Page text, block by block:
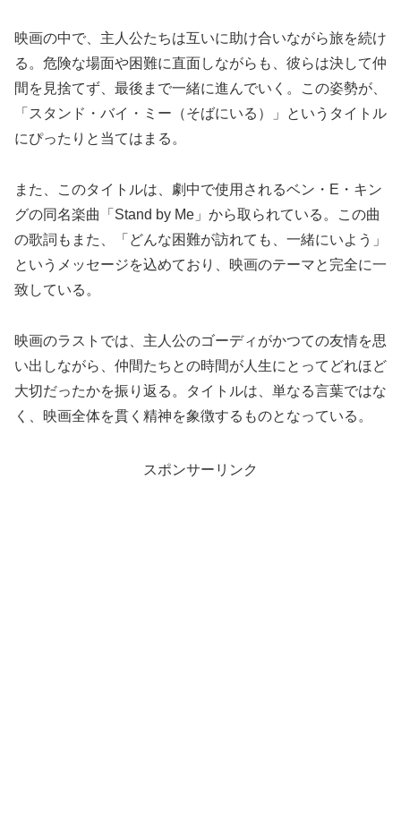
映画の中で、主人公たちは互いに助け合いながら旅を続け
る。危険な場面や困難に直面しながらも、彼らは決して仲
間を見捨てず、最後まで一緒に進んでいく。この姿勢が、
「スタンド・バイ・ミー（そばにいる）」というタイトル
にぴったりと当てはまる。
また、このタイトルは、劇中で使用されるベン・E・キン
グの同名楽曲「Stand by Me」から取られている。この曲
の歌詞もまた、「どんな困難が訪れても、一緒にいよう」
というメッセージを込めており、映画のテーマと完全に一
致している。
映画のラストでは、主人公のゴーディがかつての友情を思
い出しながら、仲間たちとの時間が人生にとってどれほど
大切だったかを振り返る。タイトルは、単なる言葉ではな
く、映画全体を貫く精神を象徴するものとなっている。
スポンサーリンク